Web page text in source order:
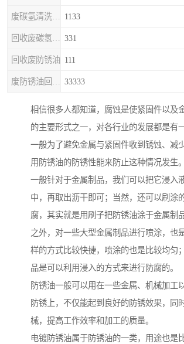
1133
331
回收废防锈油 111
33333
相信很多人都知道，腐蚀是使紧固件以及
的主要形式之一，对各行业的发展都是有
一般为了避免金属与紧固件收到锈蚀、减
用防锈油的防锈性能来防止这种情况发生。
一般针对于金属制品，我们可以把它浸入
中，再取出沥干即可；当然，还可以刷涂
腐，其实就是用刷子把防锈油涂于金属制
之外，对一些大型金属制品进行喷涂，也
样的方式比较快捷，喷涂的也是比较均匀
品是可以利用浸入的方式来进行防腐的。
防锈油一般可以用在一些金属、机械加工
防锈上，不仅能起到良好的防锈效果，同
械，提高工作效率和加工的质量。
电镀防锈油属于防锈油的一类，用途也是